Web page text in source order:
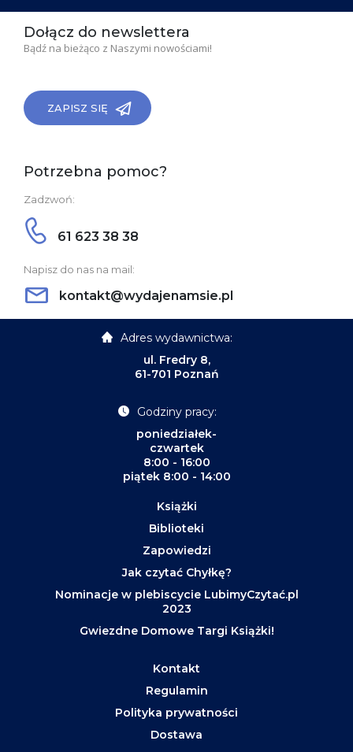
Dołącz do newslettera
Bądź na bieżąco z Naszymi nowościami!
ZAPISZ SIĘ
Potrzebna pomoc?
Zadzwoń:
61 623 38 38
Napisz do nas na mail:
kontakt@wydajenamsie.pl
Adres wydawnictwa:
ul. Fredry 8,
61-701 Poznań
Godziny pracy:
poniedziałek-
czwartek
8:00 - 16:00
piątek 8:00 - 14:00
Książki
Biblioteki
Zapowiedzi
Jak czytać Chyłkę?
Nominacje w plebiscycie LubimyCzytać.pl
2023
Gwiezdne Domowe Targi Książki!
Kontakt
Regulamin
Polityka prywatności
Dostawa